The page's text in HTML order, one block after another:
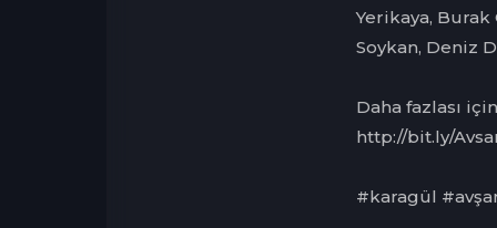
Yerikaya, Burak
Soykan, Deniz
Daha fazlası
http://bit.ly/
#karagül